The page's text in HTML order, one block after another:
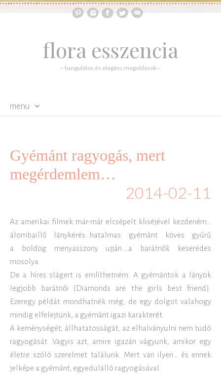
flora esszencia
– hangulatos és elegáns megoldások –
menu
Gyémánt ragyogás, mert
megérdemlem…
2014-02-11
Az amerikai filmek már-már elcsépelt kliséjével kezdeném…
álombaillő lánykérés…hatalmas gyémánt köves gyűrű
a boldog menyasszony ujján….a barátnők keserédes
mosolya.
De a híres slágert is említhetném: A gyémántok a lányok
legjobb barátnői (Diamonds are the girls best friend).
Ezeregy példát mondhatnék még, de egy dolgot valahogy
mindig elfelejtünk, a gyémánt igazi karakterét.
A keménységét, állhatatosságát, az elhalványulni nem tudó
ragyogását. Vagyis azt, amire igazán vágyunk, amikor egy
életre szóló szerelmet találunk. Mert van ilyen… és ennek
jelképe a gyémánt, egyedülálló ragyogásával.